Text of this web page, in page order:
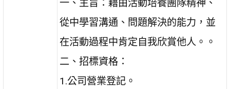
一、主旨：藉由活動培養團隊精神、
從中學習溝通、問題解決的能力，並
在活動過程中肯定自我欣賞他人。。
二、招標資格：
1.公司營業登記。